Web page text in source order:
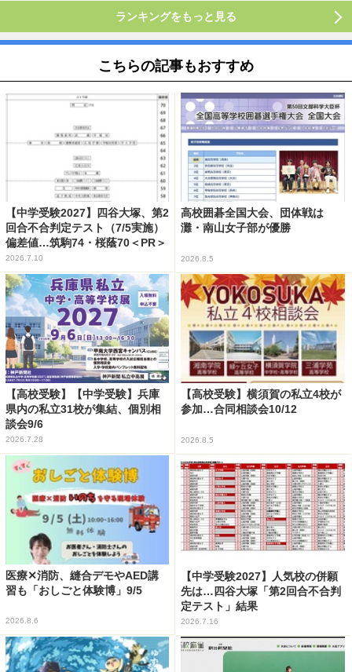
ランキングをもっと見る
こちらの記事もおすすめ
【中学受験2027】四谷大塚、第2
回合不合判定テスト（7/5実施）
偏差値…筑駒74・桜蔭70＜PR＞
2026.7.10
高校囲碁全国大会、団体戦は
灘・南山女子部が優勝
2026.8.5
【高校受験】【中学受験】兵庫
県内の私立31校が集結、個別相
談会9/6
2026.7.28
【高校受験】横須賀の私立4校が
参加…合同相談会10/12
2026.8.5
医療✕消防、縫合デモやAED講
習も「おしごと体験博」9/5
2026.8.6
【中学受験2027】人気校の併願
先は…四谷大塚「第2回合不合判
定テスト」結果
2026.7.16